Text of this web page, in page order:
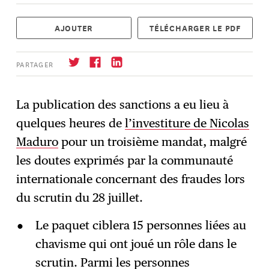
AJOUTER TÉLÉCHARGER LE PDF
PARTAGER
→
La publication des sanctions a eu lieu à
quelques heures del’investiture de Nicolas
Maduro pour un troisième mandat, malgré
les doutes exprimés par la communauté
internationale concernant des fraudes lors
du scrutin du 28 juillet.
Le paquet ciblera 15 personnes liées au
chavisme qui ont joué un rôle dans le
scrutin. Parmi les personnes